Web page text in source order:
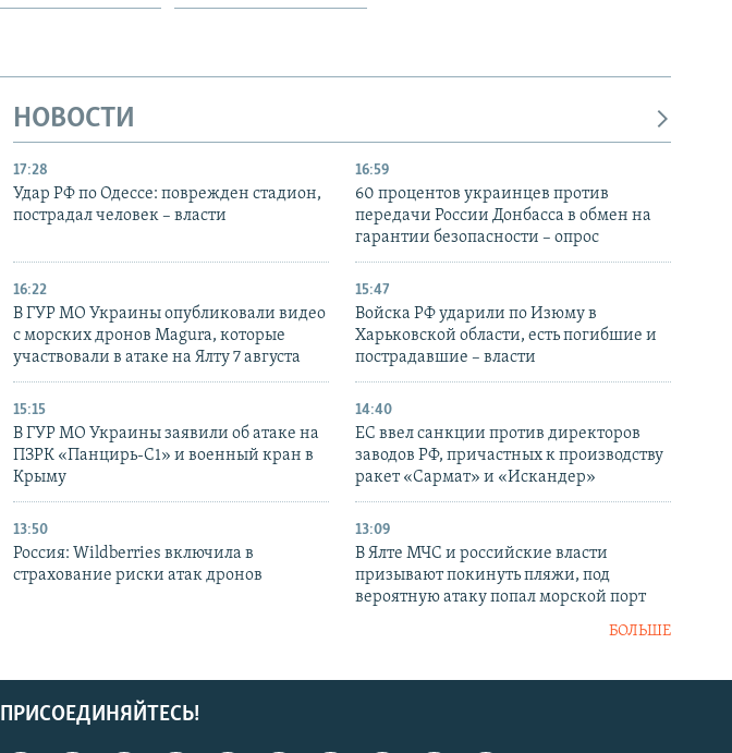
НОВОСТИ
17:28
Удар РФ по Одессе: поврежден стадион,
пострадал человек – власти
16:59
60 процентов украинцев против
передачи России Донбасса в обмен на
гарантии безопасности – опрос
16:22
В ГУР МО Украины опубликовали видео
с морских дронов Magura, которые
участвовали в атаке на Ялту 7 августа
15:47
Войска РФ ударили по Изюму в
Харьковской области, есть погибшие и
пострадавшие – власти
15:15
В ГУР МО Украины заявили об атаке на
ПЗРК «Панцирь-С1» и военный кран в
Крыму
14:40
ЕС ввел санкции против директоров
заводов РФ, причастных к производству
ракет «Сармат» и «Искандер»
13:50
Россия: Wildberries включила в
страхование риски атак дронов
13:09
В Ялте МЧС и российские власти
призывают покинуть пляжи, под
вероятную атаку попал морской порт
БОЛЬШЕ
ПРИСОЕДИНЯЙТЕСЬ!